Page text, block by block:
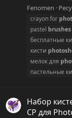
Fenomen
crayon for
pastel brushes
бесплатные
кисти
мелок для
пастельные
Набор
CP для